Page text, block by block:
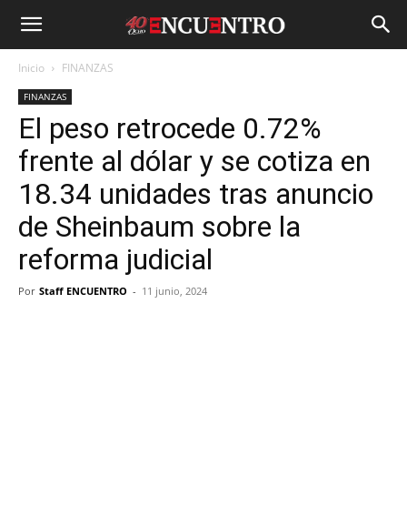
Inicio FINANZAS
FINANZAS
El peso retrocede 0.72%
frente al dólar y se cotiza en
18.34 unidades tras anuncio
de Sheinbaum sobre la
reforma judicial
Por Staff ENCUENTRO - 11 junio, 2024